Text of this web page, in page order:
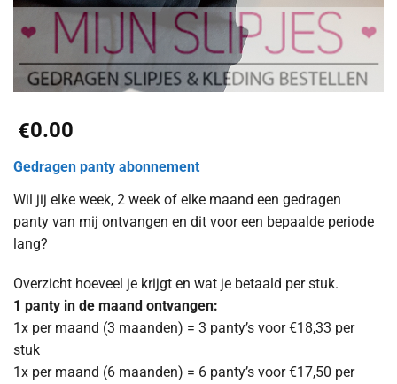
€0.00
Gedragen panty abonnement
Wil jij elke week, 2 week of elke maand een gedragen
panty van mij ontvangen en dit voor een bepaalde periode
lang?
Overzicht hoeveel je krijgt en wat je betaald per stuk.
1 panty in de maand ontvangen:
1x per maand (3 maanden) = 3 panty’s voor €18,33 per
stuk
1x per maand (6 maanden) = 6 panty’s voor €17,50 per